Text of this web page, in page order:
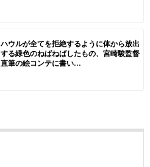
ハウルが全てを拒絶するように体から放出
する緑色のねばねばしたもの、宮崎駿監督
直筆の絵コンテに書い...